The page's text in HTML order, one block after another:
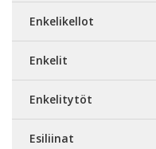
Enkelikellot
Enkelit
Enkelitytöt
Esiliinat